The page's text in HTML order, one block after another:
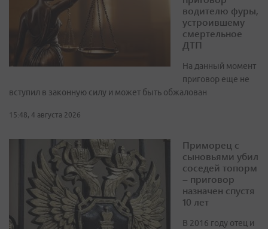
водителю фуры,
устроившему
смертельное
ДТП
На данный момент
приговор еще не
вступил в законную силу и может быть обжалован
15:48, 4 августа 2026
Приморец с
сыновьями убил
соседей топорм
– приговор
назначен спустя
10 лет
В 2016 году отец и